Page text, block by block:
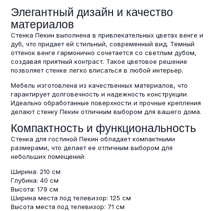
Элегантный дизайн и качество
материалов
Стенка Пекин выполнена в привлекательных цветах венге и
дуб, что придает ей стильный, современный вид. Темный
оттенок венге гармонично сочетается со светлым дубом,
создавая приятный контраст. Такое цветовое решение
позволяет стенке легко вписаться в любой интерьер.
Мебель изготовлена из качественных материалов, что
гарантирует долговечность и надежность конструкции.
Идеально обработанные поверхности и прочные крепления
делают стенку Пекин отличным выбором для вашего дома.
Компактность и функциональность
Стенка для гостиной Пекин обладает компактными
размерами, что делает ее отличным выбором для
небольших помещений:
Ширина: 210 см
Глубина: 40 см
Высота: 179 см
Ширина места под телевизор: 125 см
Высота места под телевизор: 71 см